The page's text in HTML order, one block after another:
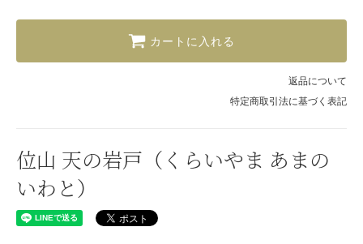
カートに入れる
返品について
特定商取引法に基づく表記
位山 天の岩戸（くらいやま あまの
いわと）